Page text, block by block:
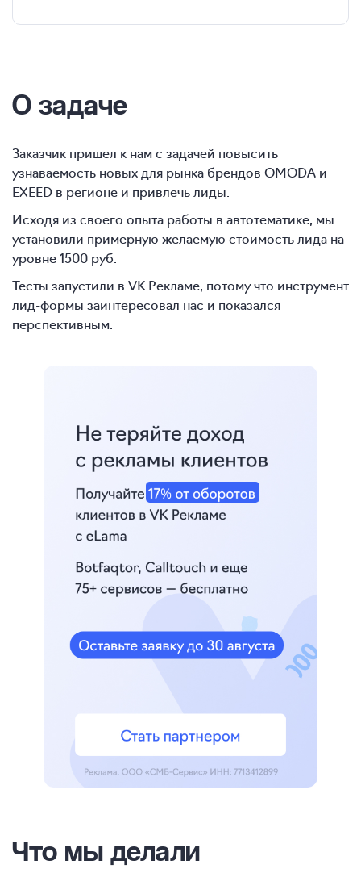
О задаче
Заказчик пришел к нам с задачей повысить
узнаваемость новых для рынка брендов OMODA и
EXEED в регионе и привлечь лиды.
Исходя из своего опыта работы в автотематике, мы
установили примерную желаемую стоимость лида на
уровне 1500 руб.
Тесты запустили в VK Рекламе, потому что инструмент
лид-формы заинтересовал нас и показался
перспективным.
Что мы делали